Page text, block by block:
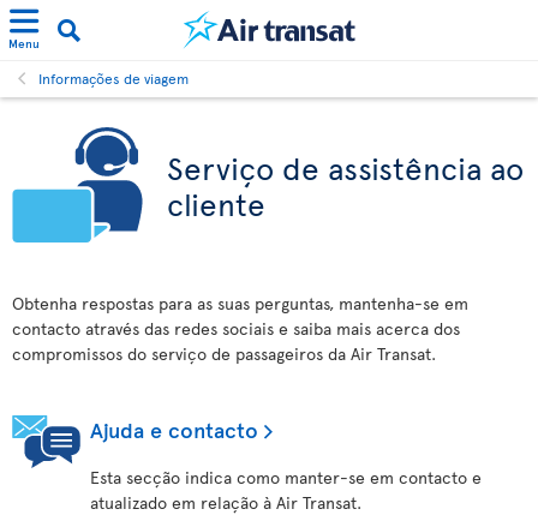
Menu
Informações de viagem
Serviço de assistência ao
cliente
Obtenha respostas para as suas perguntas, mantenha-se em
contacto através das redes sociais e saiba mais acerca dos
compromissos do serviço de passageiros da Air Transat.
Ajuda e contacto
Esta secção indica como manter-se em contacto e
atualizado em relação à Air Transat.